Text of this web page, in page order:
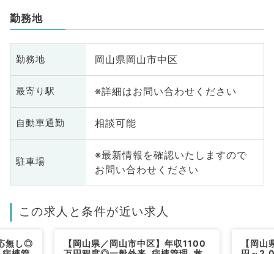
勤務地
勤務地 岡山県岡山市中区
最寄り駅 ※詳細はお問い合わせください
自動車通勤 相談可能
駐車場
※最新情報を確認いたしますので
お問い合わせください
この求人と条件が近い求人
無し◎
【岡山県／岡山市中区】年収1100
【岡